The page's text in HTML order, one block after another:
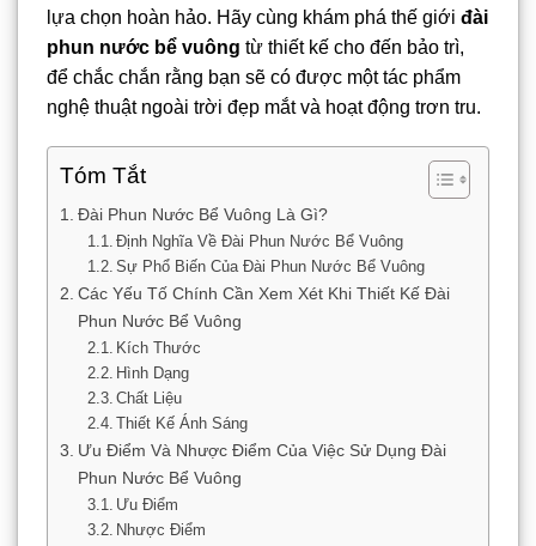
lựa chọn hoàn hảo. Hãy cùng khám phá thế giới đài
phun nước bể vuông từ thiết kế cho đến bảo trì,
để chắc chắn rằng bạn sẽ có được một tác phẩm
nghệ thuật ngoài trời đẹp mắt và hoạt động trơn tru.
Tóm Tắt
Đài Phun Nước Bể Vuông Là Gì?
Định Nghĩa Về Đài Phun Nước Bể Vuông
Sự Phổ Biến Của Đài Phun Nước Bể Vuông
Các Yếu Tố Chính Cần Xem Xét Khi Thiết Kế Đài
Phun Nước Bể Vuông
Kích Thước
Hình Dạng
Chất Liệu
Thiết Kế Ánh Sáng
Ưu Điểm Và Nhược Điểm Của Việc Sử Dụng Đài
Phun Nước Bể Vuông
Ưu Điểm
Nhược Điểm